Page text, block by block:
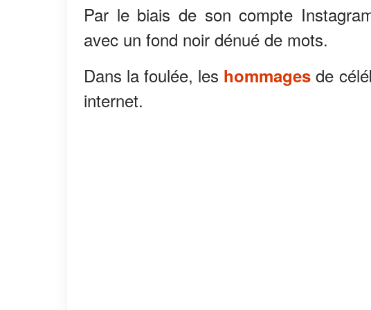
Par le biais de son compte
avec un fond noir dénué de mots.
Dans la foulée, les hommages de
internet.